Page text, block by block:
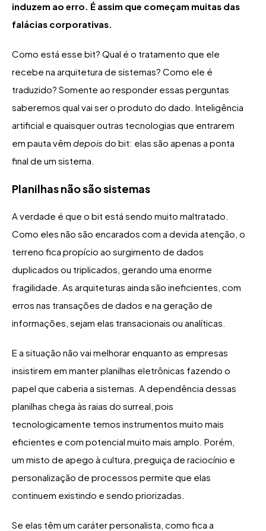
induzem ao erro. É assim que começam muitas das
falácias corporativas.
Como está esse bit? Qual é o tratamento que ele
recebe na arquitetura de sistemas? Como ele é
traduzido? Somente ao responder essas perguntas
saberemos qual vai ser o produto do dado. Inteligência
artificial e quaisquer outras tecnologias que entrarem
em pauta vêm depois do bit: elas são apenas a ponta
final de um sistema.
Planilhas não são sistemas
A verdade é que o bit está sendo muito maltratado.
Como eles não são encarados com a devida atenção, o
terreno fica propício ao surgimento de dados
duplicados ou triplicados, gerando uma enorme
fragilidade. As arquiteturas ainda são ineficientes, com
erros nas transações de dados e na geração de
informações, sejam elas transacionais ou analíticas.
E a situação não vai melhorar enquanto as empresas
insistirem em manter planilhas eletrônicas fazendo o
papel que caberia a sistemas. A dependência dessas
planilhas chega às raias do surreal, pois
tecnologicamente temos instrumentos muito mais
eficientes e com potencial muito mais amplo. Porém,
um misto de apego à cultura, preguiça de raciocínio e
personalização de processos permite que elas
continuem existindo e sendo priorizadas.
Se elas têm um caráter personalista, como fica a